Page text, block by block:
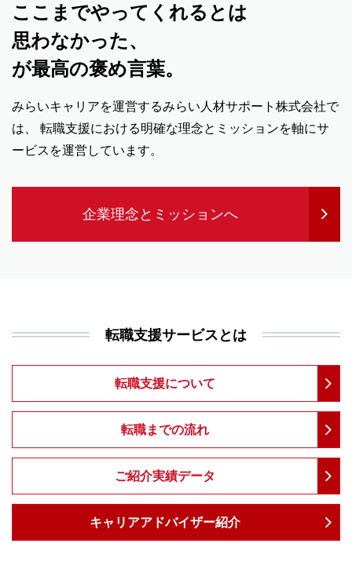
ここまでやってくれるとは
思わなかった、
が最高の褒め言葉。
みらいキャリアを運営するみらい人材サポート株式会社で
は、 転職支援における明確な理念とミッションを軸にサ
ービスを運営しています。
企業理念とミッションへ
転職支援サービスとは
転職支援について
転職までの流れ
ご紹介実績データ
キャリアアドバイザー紹介